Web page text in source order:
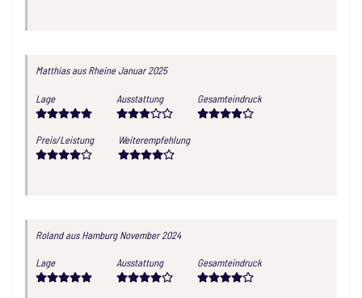
Matthiasaus RheineJanuar 2025
Lage Ausstattung Gesamteindruck
Preis/Leistung Weiterempfehlung
Rolandaus Hamburg November 2024
Lage Ausstattung Gesamteindruck